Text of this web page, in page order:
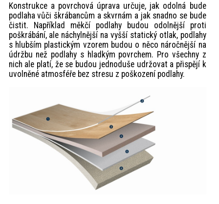
Konstrukce a povrchová úprava určuje, jak odolná bude
podlaha vůči škrábancům a skvrnám a jak snadno se bude
čistit. Například měkčí podlahy budou odolnější proti
poškrábání, ale náchylnější na vyšší statický otlak, podlahy
s hlubším plastickým vzorem budou o něco náročnější na
údržbu než podlahy s hladkým povrchem. Pro všechny z
nich ale platí, že se budou jednoduše udržovat a přispějí k
uvolněné atmosféře bez stresu z poškození podlahy.